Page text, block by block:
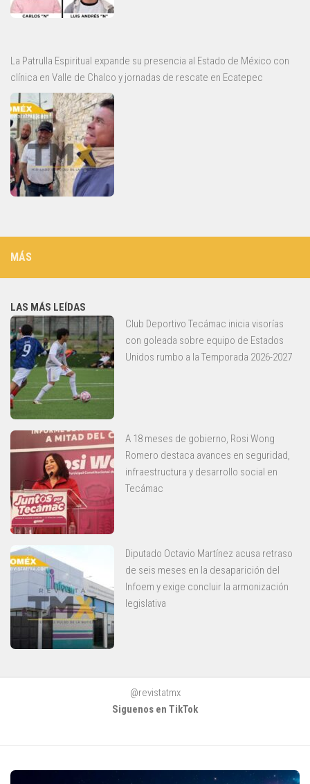
La Patrulla Espiritual expande su presencia al Estado de México con
clínica en Valle de Chalco y jornadas de rescate en Ecatepec
MÁS
LAS MÁS LEÍDAS
Club Deportivo Tecámac inicia visorías
con goleada sobre equipo de Estados
Unidos rumbo a la Temporada 2026-2027
A 18 meses de gobierno, Rosi Wong
Romero destaca avances en seguridad,
infraestructura y desarrollo social en
Tecámac
Diputado Octavio Martínez acusa retraso
de seis meses en la desaparición del
Infoem y exige concluir la armonización
legislativa
@revistatmx
Siguenos en TikTok